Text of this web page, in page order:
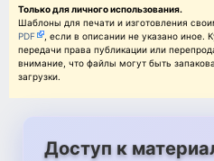
Только для личного использования.
Шаблоны для печати и изготовления
PDF
, если в описании не указано
передачи права публикации или
внимание, что файлы могут быть
загрузки.
Доступ к